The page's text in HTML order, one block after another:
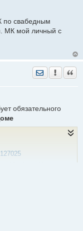
по свабедным
МК мой личный с
Отправить
обязательного
если они есть,